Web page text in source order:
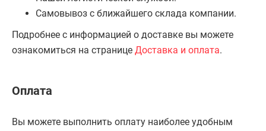
Самовывоз с ближайшего склада компании.
Подробнее с информацией о доставке вы можете
ознакомиться на странице Доставка и оплата.
Оплата
Вы можете выполнить оплату наиболее удобным